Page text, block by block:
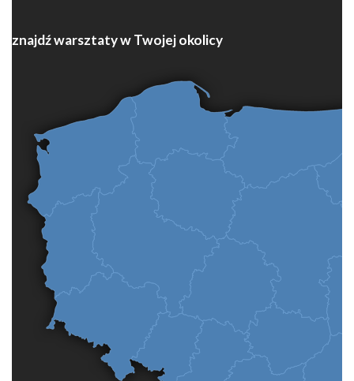
znajdź warsztaty w Twojej okolicy